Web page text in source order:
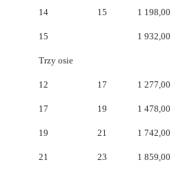
14 15 1 198,00
15 1 932,00
Trzy osie
12 17 1 277,00
17 19 1 478,00
19 21 1 742,00
21 23 1 859,00